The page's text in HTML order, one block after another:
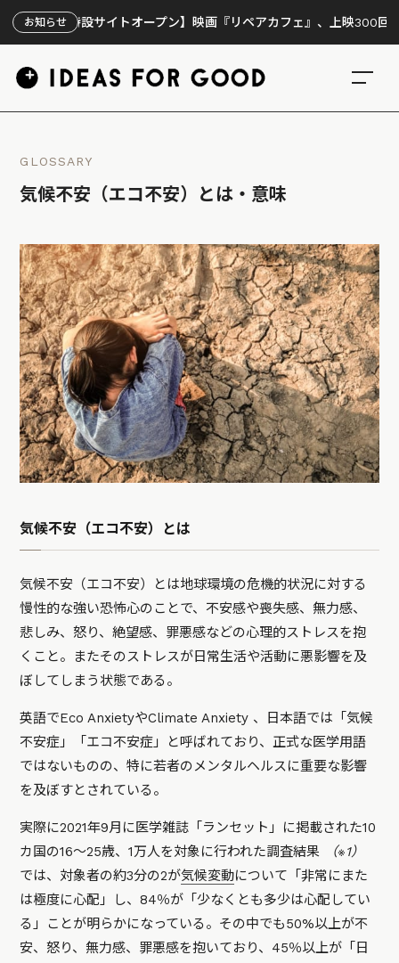
お知らせ
【特設サイトオープン】映画『リペアカフェ』、上映300回の先で見
GLOSSARY
気候不安（エコ不安）とは・意味
気候不安（エコ不安）とは
気候不安（エコ不安）とは地球環境の危機的状況に対する
慢性的な強い恐怖心のことで、不安感や喪失感、無力感、
悲しみ、怒り、絶望感、罪悪感などの心理的ストレスを抱
くこと。またそのストレスが日常生活や活動に悪影響を及
ぼしてしまう状態である。
英語でEco AnxietyやClimate Anxiety 、日本語では「気候
不安症」「エコ不安症」と呼ばれており、正式な医学用語
ではないものの、特に若者のメンタルヘルスに重要な影響
を及ぼすとされている。
実際に2021年9月に医学雑誌「ランセット」に掲載された10
カ国の16～25歳、1万人を対象に行われた調査結果
（※1）
では、対象者の約3分の2が気候変動について「非常にまた
は極度に心配」し、84％が「少なくとも多少は心配してい
る」ことが明らかになっている。その中でも50%以上が不
安、怒り、無力感、罪悪感を抱いており、45％以上が「日